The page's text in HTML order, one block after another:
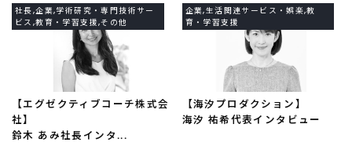
社長,企業,学術研究・専門技術サー
ビス,教育・学習支援,その他
【エグゼクティブコーチ株式会
社】
鈴木 あみ社長インタ...
企業,生活関連サービス・娯楽,教
育・学習支援
【海汐プロダクション】
海汐 祐希代表インタビュー